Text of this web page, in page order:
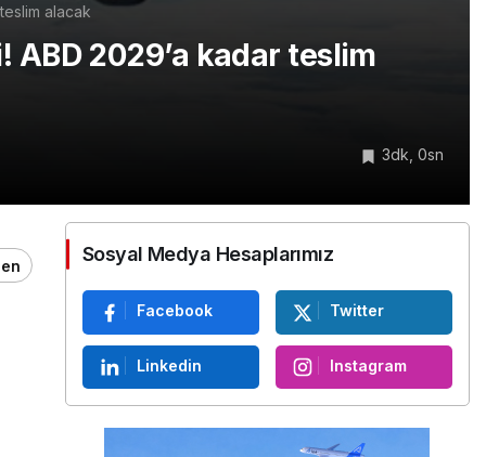
alacak
ABD 2029’a kadar teslim
3dk, 0sn
Sosyal Medya Hesaplarımız
Facebook Twitter
Linkedin Instagram